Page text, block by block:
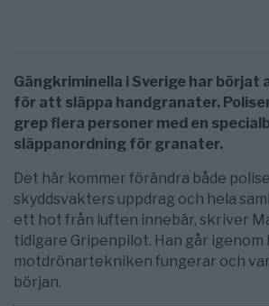
Gängkriminella i Sverige har börjat
för att släppa handgranater.
grep flera personer med en
släppanordning för granater.
Det här kommer förändra både
skyddsvakters uppdrag och hela
ett hot från luften innebär, skriver
tidigare Gripenpilot. Han går igenom
motdrönartekniken fungerar och
början.